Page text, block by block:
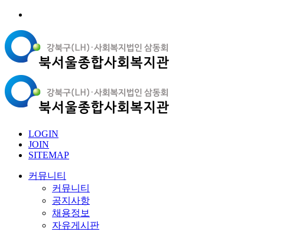
LOGIN
JOIN
SITEMAP
커뮤니티
커뮤니티
공지사항
채용정보
자유게시판